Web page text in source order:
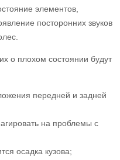
элементов,
посторонних звуков
о плохом состоянии будут
передней и задней
на проблемы с
осадка кузова;